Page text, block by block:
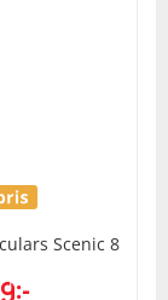
Scenic 8
kr